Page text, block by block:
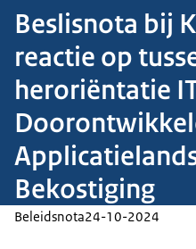
Beslisnota bij
reactie op
heroriëntatie
Bekostiging
Beleidsnota24-10-2024